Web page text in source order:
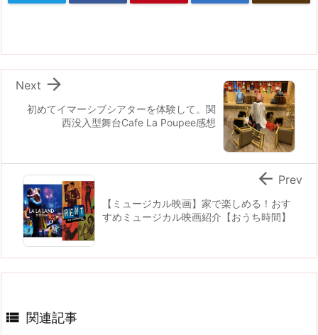
初めてイマーシブシアターを体験して。関
西没入型舞台Cafe La Poupee感想

Next
【ミュージカル映画】家で楽しめる！おす
すめミュージカル映画紹介【おうち時間】
 Prev
 関連記事